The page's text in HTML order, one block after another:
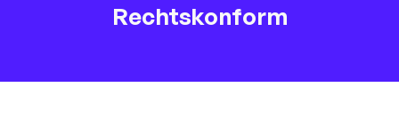
Rechtskonform